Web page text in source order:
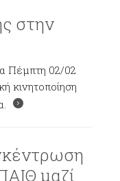
στην
Πέμπτη 02/02
κινητοποίηση
μαζί